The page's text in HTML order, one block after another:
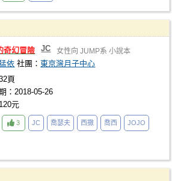
奇幻冒險 JC 女性向 JUMP系 小說本
依 社團：東京灣月子中心
頁
：2018-05-26
元
3 JC 喬瑟夫 西撒 喬西 JOJO